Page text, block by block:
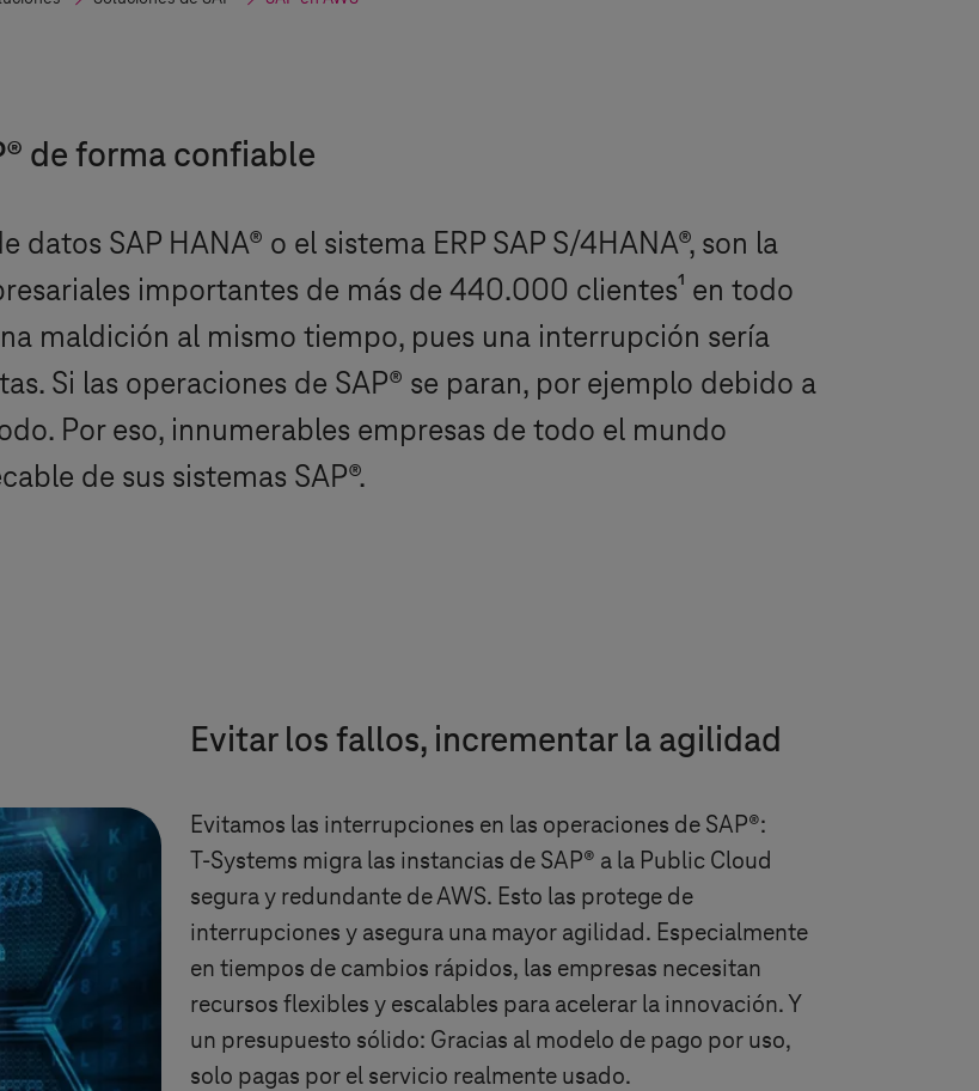
de forma confiable
datos SAP HANA® o el sistema ERP SAP S/4HANA®, son la
importantes de más de 440.000 clientes¹ en todo
maldición al mismo tiempo, pues una interrupción sería
Si las operaciones de SAP® se paran, por ejemplo debido a
Por eso, innumerables empresas de todo el mundo
de sus sistemas SAP®.
Evitar los fallos, incrementar la agilidad
Evitamos las interrupciones en las operaciones de SAP®:
T-Systems migra las instancias de SAP® a la Public Cloud
segura y redundante de AWS. Esto las protege de
interrupciones y asegura una mayor agilidad. Especialmente
en tiempos de cambios rápidos, las empresas necesitan
recursos flexibles y escalables para acelerar la innovación. Y
un presupuesto sólido: Gracias al modelo de pago por uso,
solo pagas por el servicio realmente usado.